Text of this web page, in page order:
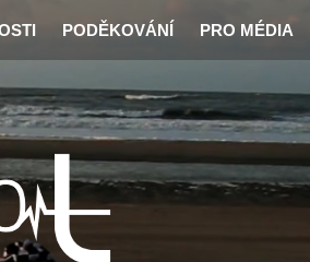
PODĚKOVÁNÍ PRO MÉDIA